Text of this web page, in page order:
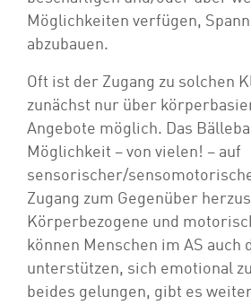
Möglichkeiten verfügen,
abzubauen.
Oft ist der Zugang zu solchen
zunächst nur über
Angebote möglich. Das
Möglichkeit – von vielen! – auf
sensorischer/
Zugang zum Gegenüber
Körperbezogene und
können Menschen im AS auch
unterstützen, sich emotional
beides gelungen, gibt es